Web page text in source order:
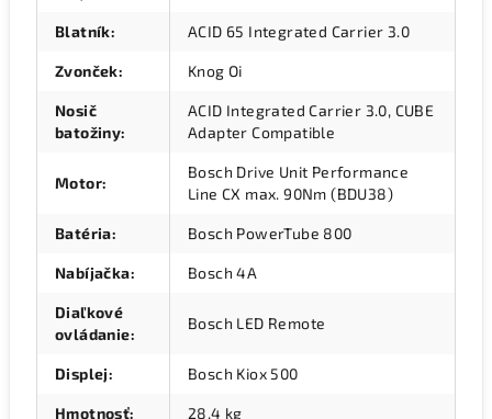
Blatník: ACID 65 Integrated Carrier 3.0
Zvonček: Knog Oi
Nosič
batožiny:
ACID Integrated Carrier 3.0, CUBE
Adapter Compatible
Motor:
Bosch Drive Unit Performance
Line CX max. 90Nm (BDU38)
Batéria: Bosch PowerTube 800
Nabíjačka: Bosch 4A
Diaľkové
ovládanie:
Bosch LED Remote
Displej: Bosch Kiox 500
Hmotnosť: 28,4 kg